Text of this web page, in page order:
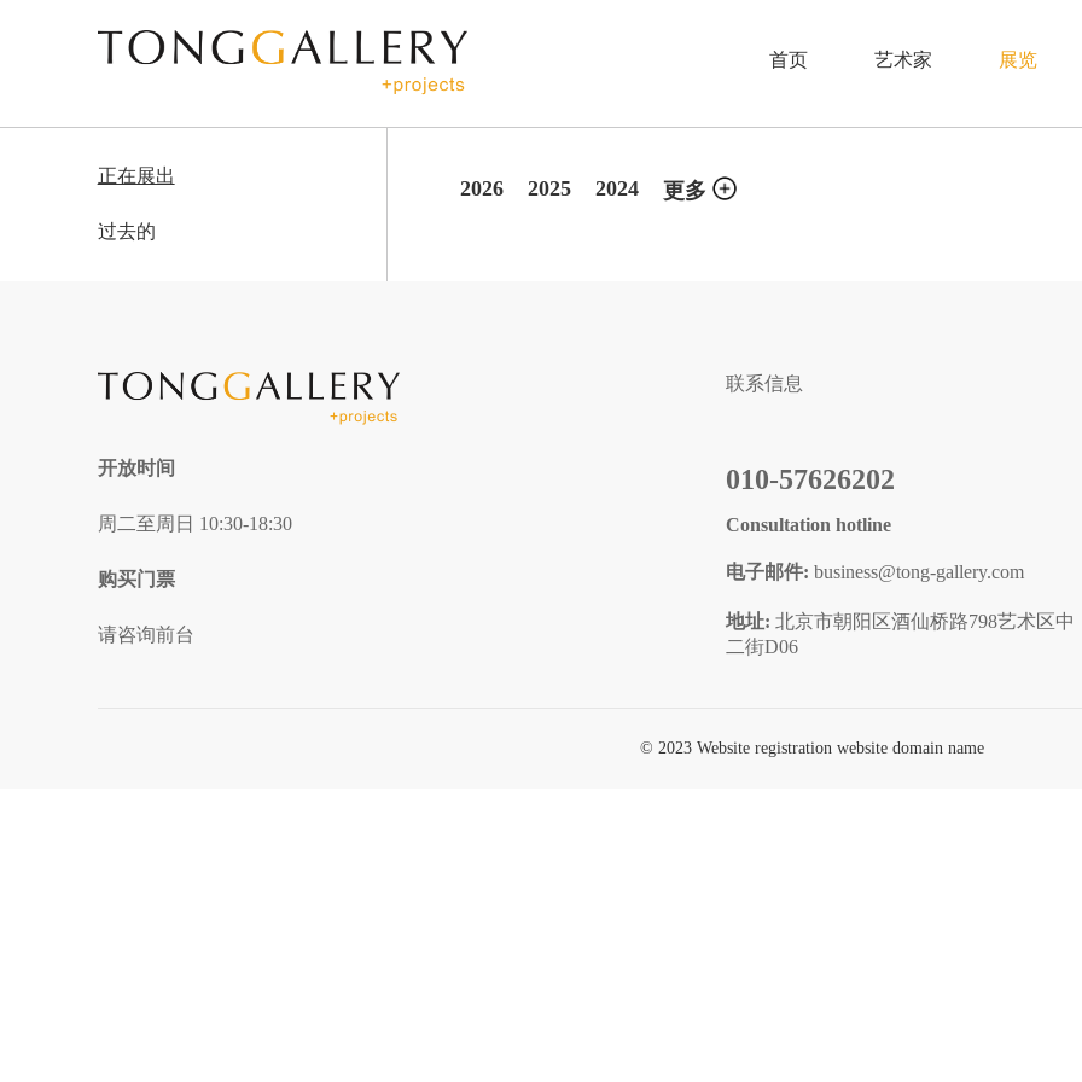
首页 艺术家 展览
正在展出
过去的
2026 2025 2024 更多
开放时间
周二至周日 10:30-18:30
购买门票
请咨询前台
联系信息
010-57626202
Consultation hotline
电子邮件: business@tong-gallery.com
地址: 北京市朝阳区酒仙桥路798艺术区中
二街D06
© 2023 Website registration website domain name